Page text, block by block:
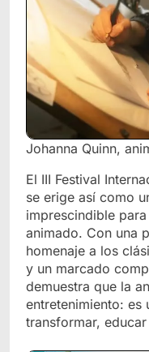
Johanna Quinn,
El III Festival
se erige así como
imprescindible
animado. Con una
homenaje a los
y un marcado
demuestra que la
entretenimiento: es
transformar,